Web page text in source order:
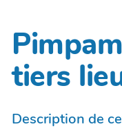
tiers
Description de